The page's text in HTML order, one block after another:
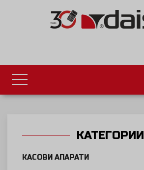
КАТЕГОРИИ
КАСОВИ АПАРАТИ